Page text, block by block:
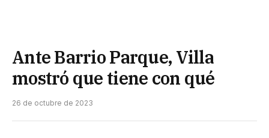
Ante Barrio Parque, Villa
mostró que tiene con qué
26 de octubre de 2023